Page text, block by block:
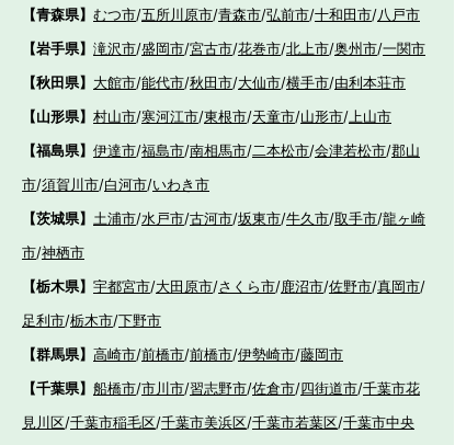
【青森県】 むつ市/五所川原市/青森市/弘前市/十和田市/八戸市
【岩手県】 滝沢市/盛岡市/宮古市/花巻市/北上市/奥州市/一関市
【秋田県】 大館市/能代市/秋田市/大仙市/横手市/由利本荘市
【山形県】 村山市/寒河江市/東根市/天童市/山形市/ 上山市
【福島県】 伊達市/福島市/南相馬市/二本松市/会津若松市/郡山
市/須賀川市/白河市/いわき市
【茨城県】 土浦市/水戸市/古河市/坂東市/牛久市/取手市/龍ヶ崎
市/神栖市
【栃木県】 宇都宮市/大田原市/さくら市/鹿沼市/佐野市/真岡市/
足利市/栃木市/下野市
【群馬県】 高崎市/前橋市/前橋市/伊勢崎市/藤岡市
【千葉県】 船橋市/市川市/習志野市/佐倉市/四街道市/千葉市花
見川区/千葉市稲毛区/千葉市美浜区/千葉市若葉区/千葉市中央